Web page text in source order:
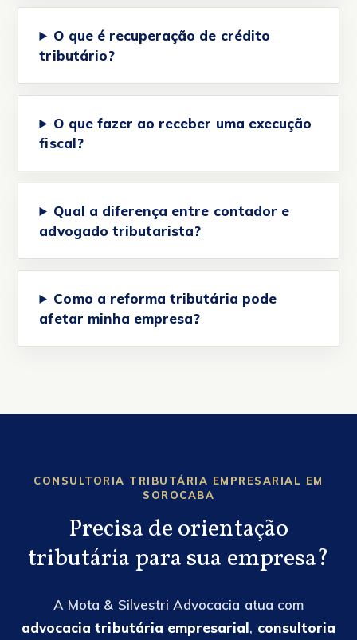
O que é recuperação de crédito
tributário?
O que fazer ao receber uma execução
fiscal?
Qual a diferença entre contador e
advogado tributarista?
Como a reforma tributária pode
afetar minha empresa?
CONSULTORIA TRIBUTÁRIA EMPRESARIAL EM
SOROCABA
Precisa de orientação
tributária para sua empresa?
A Mota & Silvestri Advocacia atua com
advocacia tributária empresarial, consultoria